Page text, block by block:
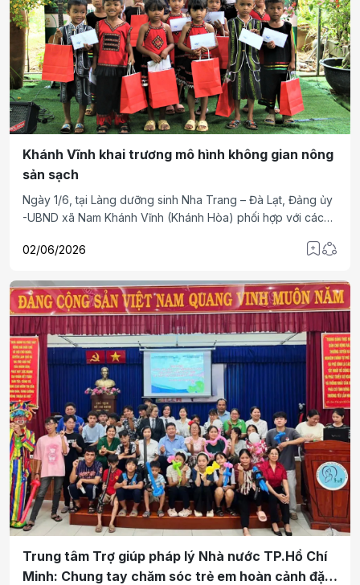
Khánh Vĩnh khai trương mô hình không gian nông
sản sạch
Ngày 1/6, tại Làng dưỡng sinh Nha Trang – Đà Lạt, Đảng ủy
-UBND xã Nam Khánh Vĩnh (Khánh Hòa) phối hợp với các
nông sản sạch”, nhằm kết nối, quảng bá và giới thiệu các
khách trong và ngoài nước.
02/06/2026
Trung tâm Trợ giúp pháp lý Nhà nước TP.Hồ Chí
Minh: Chung tay chăm sóc trẻ em hoàn cảnh đặc